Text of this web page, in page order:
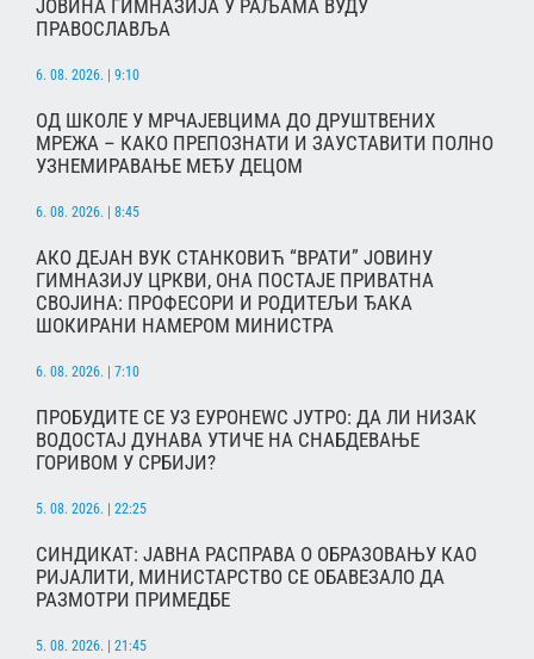
ЈОВИНА ГИМНАЗИЈА У РАЉАМА ВУДУ
ПРАВОСЛАВЉА
6. 08. 2026. | 9:10
ОД ШКОЛЕ У МРЧАЈЕВЦИМА ДО ДРУШТВЕНИХ
МРЕЖА – КАКО ПРЕПОЗНАТИ И ЗАУСТАВИТИ ПОЛНО
УЗНЕМИРАВАЊЕ МЕЂУ ДЕЦОМ
6. 08. 2026. | 8:45
АКО ДЕЈАН ВУК СТАНКОВИЋ “ВРАТИ” ЈОВИНУ
ГИМНАЗИЈУ ЦРКВИ, ОНА ПОСТАЈЕ ПРИВАТНА
СВОЈИНА: ПРОФЕСОРИ И РОДИТЕЉИ ЂАКА
ШОКИРАНИ НАМЕРОМ МИНИСТРА
6. 08. 2026. | 7:10
ПРОБУДИТЕ СЕ УЗ ЕУРОНЕWС ЈУТРО: ДА ЛИ НИЗАК
ВОДОСТАЈ ДУНАВА УТИЧЕ НА СНАБДЕВАЊЕ
ГОРИВОМ У СРБИЈИ?
5. 08. 2026. | 22:25
СИНДИКАТ: ЈАВНА РАСПРАВА О ОБРАЗОВАЊУ КАО
РИЈАЛИТИ, МИНИСТАРСТВО СЕ ОБАВЕЗАЛО ДА
РАЗМОТРИ ПРИМЕДБЕ
5. 08. 2026. | 21:45